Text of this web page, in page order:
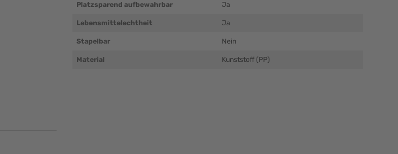
Platzsparend aufbewahrbar Ja
Lebensmittelechtheit Ja
Stapelbar Nein
Material Kunststoff (PP)